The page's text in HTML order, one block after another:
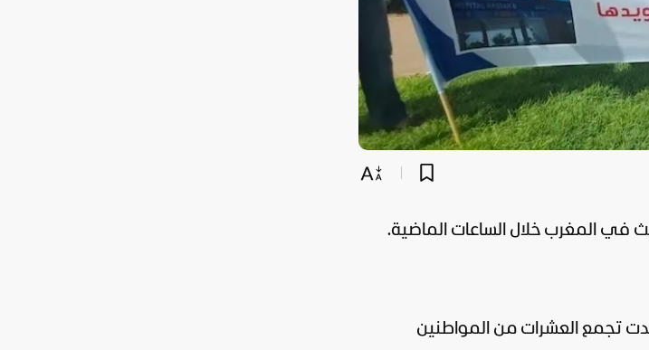
في المغرب خلال الساعات الماضية.
تجمع العشرات من المواطنين